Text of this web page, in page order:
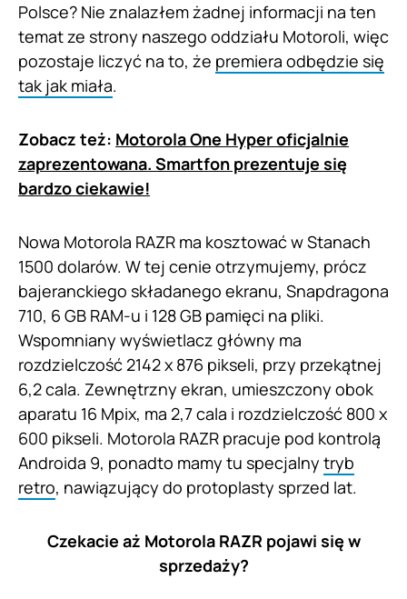
Polsce? Nie znalazłem żadnej informacji na ten
temat ze strony naszego oddziału Motoroli, więc
pozostaje liczyć na to, że premiera odbędzie się
tak jak miała.
Zobacz też: Motorola One Hyper oficjalnie
zaprezentowana. Smartfon prezentuje się
bardzo ciekawie!
Nowa Motorola RAZR ma kosztować w Stanach
1500 dolarów. W tej cenie otrzymujemy, prócz
bajeranckiego składanego ekranu, Snapdragona
710, 6 GB RAM-u i 128 GB pamięci na pliki.
Wspomniany wyświetlacz główny ma
rozdzielczość 2142 x 876 pikseli, przy przekątnej
6,2 cala. Zewnętrzny ekran, umieszczony obok
aparatu 16 Mpix, ma 2,7 cala i rozdzielczość 800 x
600 pikseli. Motorola RAZR pracuje pod kontrolą
Androida 9, ponadto mamy tu specjalny tryb
retro, nawiązujący do protoplasty sprzed lat.
Czekacie aż Motorola RAZR pojawi się w
sprzedaży?